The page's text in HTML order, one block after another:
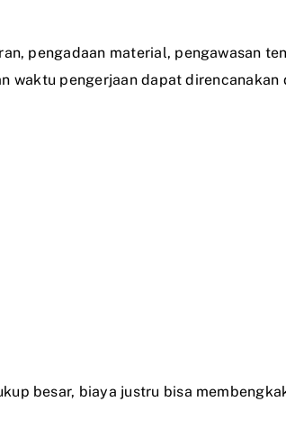
pengadaan material, pengawasan
waktu pengerjaan dapat direncanakan
besar, biaya justru bisa